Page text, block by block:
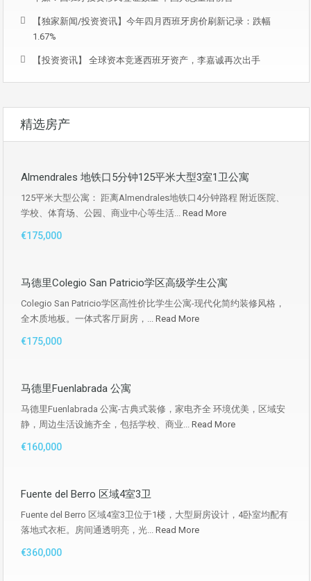
【独家新闻/投资资讯】今年四月西班牙房价刷新记录：跌幅
1.67%
【投资资讯】 全球资本竞逐西班牙资产，李嘉诚再次出手
精选房产
Almendrales 地铁口5分钟125平米大型3室1卫公寓
125平米大型公寓： 距离Almendrales地铁口4分钟路程 附近医院、
学校、体育场、公园、商业中心等生活... Read More
€175,000
马德里Colegio San Patricio学区高级学生公寓
Colegio San Patricio学区高性价比学生公寓-现代化简约装修风格，
全木质地板。一体式客厅厨房，... Read More
€175,000
马德里Fuenlabrada 公寓
马德里Fuenlabrada 公寓-古典式装修，家电齐全 环境优美，区域安
静，周边生活设施齐全，包括学校、商业... Read More
€160,000
Fuente del Berro 区域4室3卫
Fuente del Berro 区域4室3卫位于1楼，大型厨房设计，4卧室均配有
落地式衣柜。房间通透明亮，光... Read More
€360,000